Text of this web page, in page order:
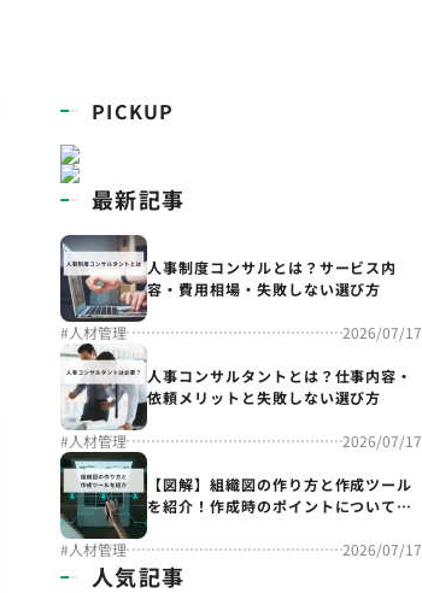
PICKUP
最新記事
人事制度コンサルとは？サービス内
容・費用相場・失敗しない選び方
#人材管理 2026/07/17
人事コンサルタントとは？仕事内容・
依頼メリットと失敗しない選び方
#人材管理 2026/07/17
【図解】組織図の作り方と作成ツール
を紹介！作成時のポイントについても
#人材管理 2026/07/17
人気記事